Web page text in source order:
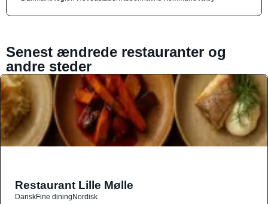
Senest ændrede restauranter og
andre steder
Restaurant Lille Mølle
DanskFine diningNordisk